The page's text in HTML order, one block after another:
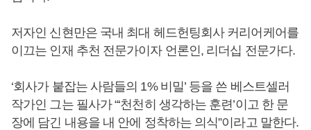
저자인 신현만은 국내 최대 헤드헌팅회사 커리어케어를
이끄는 인재 추천 전문가이자 언론인, 리더십 전문가다.
‘회사가 붙잡는 사람들의 1% 비밀’ 등을 쓴 베스트셀러
작가인 그는 필사가 “‘천천히 생각하는 훈련’이고 한 문
장에 담긴 내용을 내 안에 정착하는 의식”이라고 말한다.